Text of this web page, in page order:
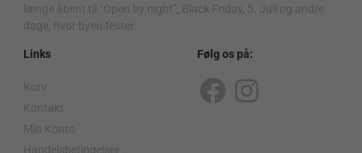
længe åbent til “Open by night”, Black Friday, 5. Juli og andre
dage, hvor byen fester.
Links
Kurv
Kontakt
Min Konto
Handelsbetingelser
Følg os på:
F
I